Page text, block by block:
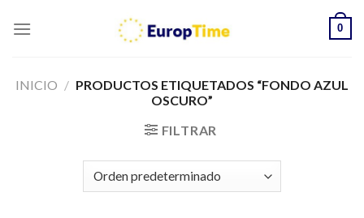
0
INICIO / PRODUCTOS ETIQUETADOS “FONDO AZUL
OSCURO”
FILTRAR